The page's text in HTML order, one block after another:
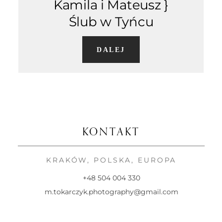
KONTAKT
Kamila i Mateusz }
Ślub w Tyńcu
DALEJ
KONTAKT
KRAKÓW, POLSKA, EUROPA
+48 504 004 330
m.tokarczyk.photography@gmail.com